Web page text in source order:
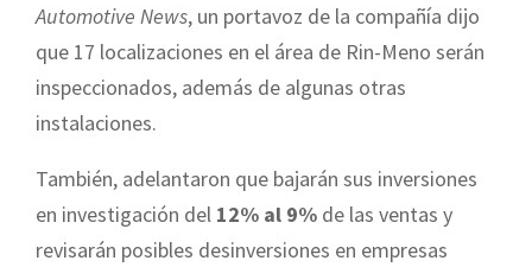
Automotive News, un portavoz de la compañía dijo
que 17 localizaciones en el área de Rin-Meno serán
inspeccionados, además de algunas otras
instalaciones.
También, adelantaron que bajarán sus inversiones
en investigación del 12% al 9% de las ventas y
revisarán posibles desinversiones en empresas